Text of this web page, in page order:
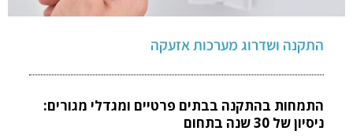
התקנה ושדרוג מערכות אזעקה
התמחות בהתקנה בבתים פרטיים ומגדלי מגורים:
ניסיון של 30 שנה בתחום